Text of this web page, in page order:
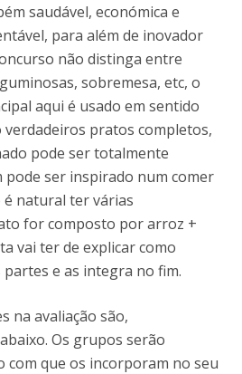
saudável, económica e
para além de inovador
não distinga entre
sobremesa, etc, o
aqui é usado em sentido
verdadeiros pratos completos,
pode ser totalmente
pode ser inspirado num comer
é natural ter várias
for composto por arroz +
vai ter de explicar como
e as integra no fim.
na avaliação são,
Os grupos serão
com que os incorporam no seu